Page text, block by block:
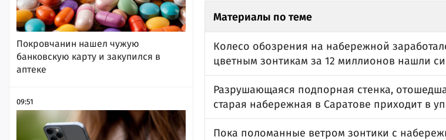
Покровчанин нашел чужую
банковскую карту и закупился в
аптеке
09:51
Материалы по теме
Колесо обозрения на набережной
цветным зонтикам за 12 миллионов нашли
Разрушающаяся подпорная стенка,
старая набережная в Саратове приходит в
Пока поломанные ветром зонтики с